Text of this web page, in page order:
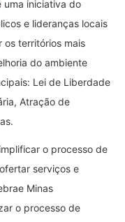
uma iniciativa do
e lideranças locais
os territórios mais
do ambiente
Lei de Liberdade
Atração de
o processo de
serviços e
Minas
o processo de